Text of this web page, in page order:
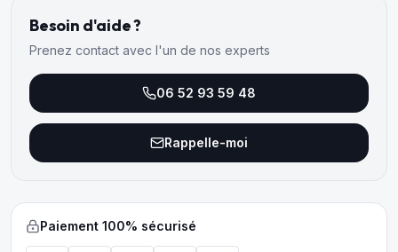
Besoin d'aide ?
Prenez contact avec l'un de nos experts
06 52 93 59 48
Rappelle-moi
Paiement 100% sécurisé